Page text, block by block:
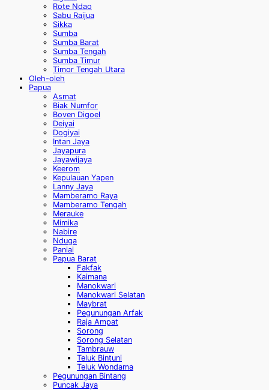
Rote Ndao
Sabu Raijua
Sikka
Sumba
Sumba Barat
Sumba Tengah
Sumba Timur
Timor Tengah Utara
Oleh-oleh
Papua
Asmat
Biak Numfor
Boven Digoel
Deiyai
Dogiyai
Intan Jaya
Jayapura
Jayawijaya
Keerom
Kepulauan Yapen
Lanny Jaya
Mamberamo Raya
Mamberamo Tengah
Merauke
Mimika
Nabire
Nduga
Paniai
Papua Barat
Fakfak
Kaimana
Manokwari
Manokwari Selatan
Maybrat
Pegunungan Arfak
Raja Ampat
Sorong
Sorong Selatan
Tambrauw
Teluk Bintuni
Teluk Wondama
Pegunungan Bintang
Puncak Jaya